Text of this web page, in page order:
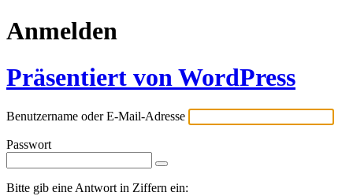
Anmelden
Präsentiert von WordPress
Benutzername oder E-Mail-Adresse
Passwort
Bitte gib eine Antwort in Ziffern ein: